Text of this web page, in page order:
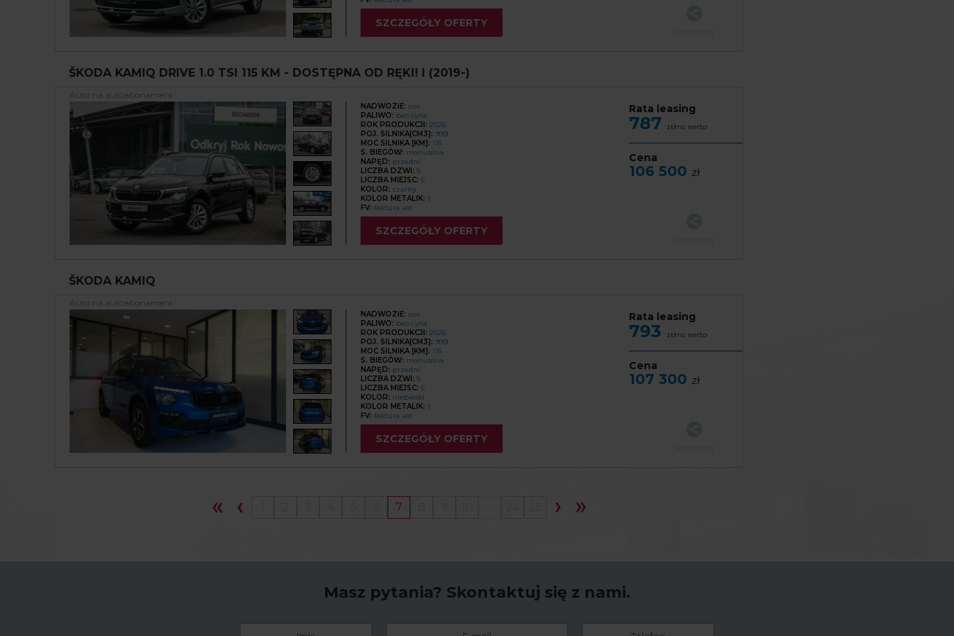
SZCZEGÓŁY OFERTY
ŠKODA KAMIQ DRIVE 1.0 TSI 115 KM - DOSTĘPNA OD RĘKI! I (2019-)
Auto na autoabonament
NADWOZIE: suv
PALIWO: benzyna
ROK PRODUKCJI: 2026
POJ. SILNIKA[CM3]: 999
MOC SILNIKA [KM]: 115
S. BIEGÓW: manualna
NAPĘD: przedni
LICZBA DZWI: 5
LICZBA MIEJSC: 5
KOLOR: czarny
KOLOR METALIK: 1
FV: faktura vat
SZCZEGÓŁY OFERTY
Rata leasing
787 zł/mc netto
Cena
106 500 zł
ŠKODA KAMIQ
Auto na autoabonament
NADWOZIE: suv
PALIWO: benzyna
ROK PRODUKCJI: 2026
POJ. SILNIKA[CM3]: 999
MOC SILNIKA [KM]: 115
S. BIEGÓW: manualna
NAPĘD: przedni
LICZBA DZWI: 5
LICZBA MIEJSC: 5
KOLOR: niebieski
KOLOR METALIK: 1
FV: faktura vat
SZCZEGÓŁY OFERTY
Rata leasing
793 zł/mc netto
Cena
107 300 zł
7
Masz pytania? Skontaktuj się z nami.